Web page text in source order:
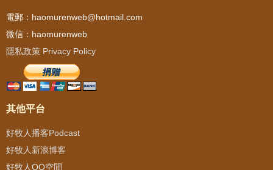
電郵：haomurenweb@hotmail.com
微信：haomurenweb
隱私政策 Privacy Policy
其他平台
好牧人播客Podcast
好牧人新浪博客
好牧人QQ空間